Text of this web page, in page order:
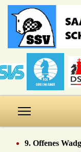
9. Offenes